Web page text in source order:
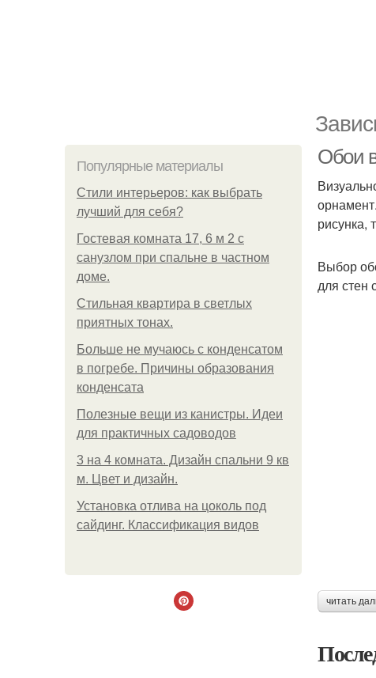
Популярные материалы
Стили интерьеров: как выбрать
лучший для себя?
Гостевая комната 17, 6 м 2 с
санузлом при спальне в частном
доме.
Стильная квартира в светлых
приятных тонах.
Больше не мучаюсь с конденсатом
в погребе. Причины образования
конденсата
Полезные вещи из канистры. Идеи
для практичных садоводов
3 на 4 комната. Дизайн спальни 9 кв
м. Цвет и дизайн.
Установка отлива на цоколь под
сайдинг. Классификация видов
Обои
рисунка,
Выбор
для стен
читать